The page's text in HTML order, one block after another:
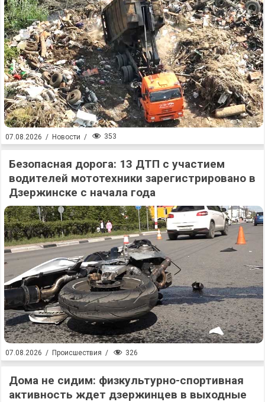
07.08.2026 / Новости / 353
Безопасная дорога: 13 ДТП с участием
водителей мототехники зарегистрировано в
Дзержинске с начала года
07.08.2026 / Происшествия / 326
Дома не сидим: физкультурно-спортивная
активность ждет дзержинцев в выходные